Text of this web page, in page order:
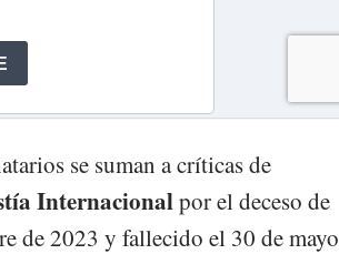
se suman a críticas de
Internacionalpor el deceso de
de 2023 y fallecido el 30 de mayo